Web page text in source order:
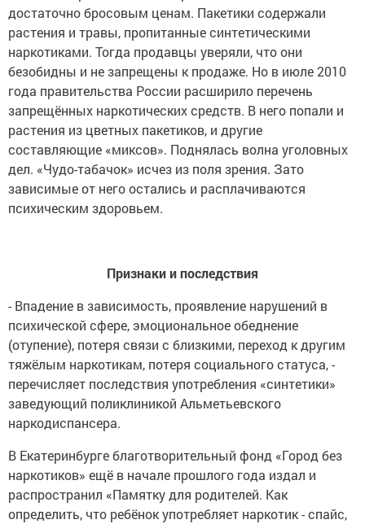
достаточно бросовым ценам. Пакетики содержали
растения и травы, пропитанные синтетическими
наркотиками. Тогда продавцы уверяли, что они
безобидны и не запрещены к продаже. Но в июле 2010
года правительства России расширило перечень
запрещённых наркотических средств. В него попали и
растения из цветных пакетиков, и другие
составляющие «миксов». Поднялась волна уголовных
дел. «Чудо-табачок» исчез из поля зрения. Зато
зависимые от него остались и расплачиваются
психическим здоровьем.
Признаки и последствия
- Впадение в зависимость, проявление нарушений в
психической сфере, эмоциональное обеднение
(отупение), потеря связи с близкими, переход к другим
тяжёлым наркотикам, потеря социального статуса, -
перечисляет последствия употребления «синтетики»
заведующий поликлиникой Альметьевского
наркодиспансера.
В Екатеринбурге благотворительный фонд «Город без
наркотиков» ещё в начале прошлого года издал и
распространил «Памятку для родителей. Как
определить, что ребёнок употребляет наркотик - спайс,